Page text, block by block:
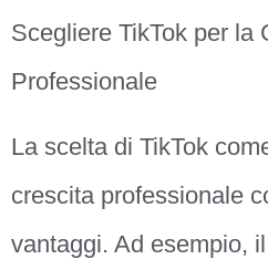
Scegliere TikTok per la
Professionale
La scelta di TikTok
crescita professionale
vantaggi. Ad esempio,